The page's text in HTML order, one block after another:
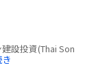
設投資(Thai Son